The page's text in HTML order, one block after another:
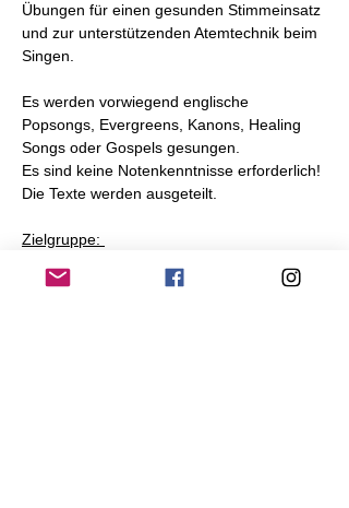
Übungen für einen gesunden Stimmeinsatz
und zur unterstützenden Atemtechnik beim
Singen.
Es werden vorwiegend englische
Popsongs, Evergreens, Kanons, Healing
Songs oder Gospels gesungen.
Es sind keine Notenkenntnisse erforderlich!
Die Texte werden ausgeteilt.
Zielgruppe:
Stimmfunktion erfahren wollen und Lust